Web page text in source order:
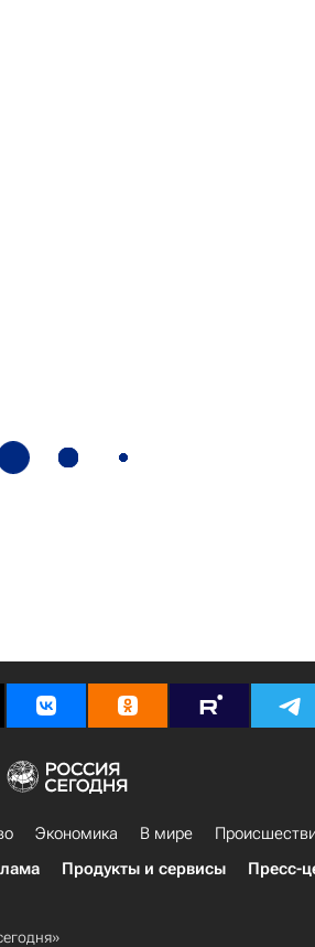
Экономика В мире
Продукты и сервисы Пресс-